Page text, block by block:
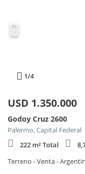
1/4
USD 1.350.000
Godoy Cruz 2600
Palermo, Capital Federal
222 m² Total
Terreno - Venta -